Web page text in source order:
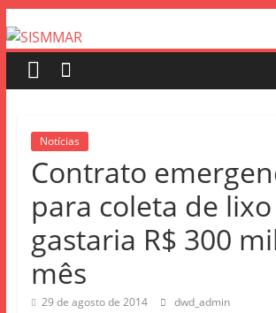
Notícias
Contrato
para coleta de lixo
gastaria R$ 300
mês
29 de agosto de 2014 dwd_admin